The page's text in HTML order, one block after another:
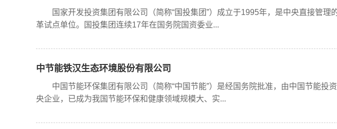
国家开发投资集团有限公司（简称“国投集团”）成立于1995年，是中央直接管理
革试点单位。国投集团连续17年在国务院国资委业...
中节能铁汉生态环境股份有限公司
中国节能环保集团有限公司（简称“中国节能”）是经国务院批准，由中国节能投
央企业，已成为我国节能环保和健康领域规模大、实...